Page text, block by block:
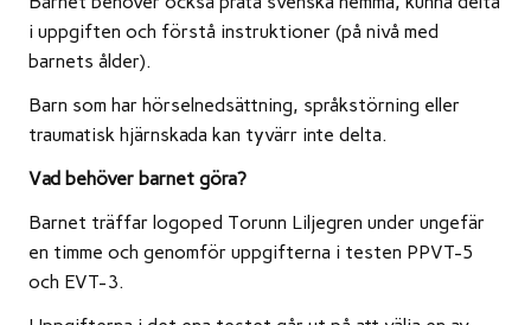
i uppgiften och förstå instruktioner (på nivå med
barnets ålder).
Barn som har hörselnedsättning, språkstörning eller
traumatisk hjärnskada kan tyvärr inte delta.
Vad behöver barnet göra?
Barnet träffar logoped Torunn Liljegren under ungefär
en timme och genomför uppgifterna i testen PPVT-5
och EVT-3.